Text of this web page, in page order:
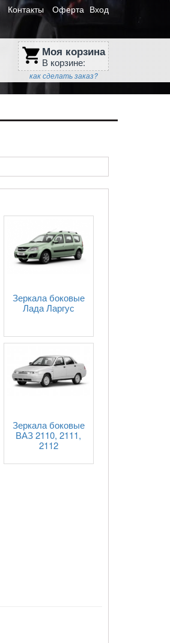
Контакты Оферта Вход
shopping_cart Моя корзина
В корзине:
как сделать заказ?
Зеркала боковые
Лада Ларгус
Зеркала боковые
ВАЗ 2110, 2111,
2112